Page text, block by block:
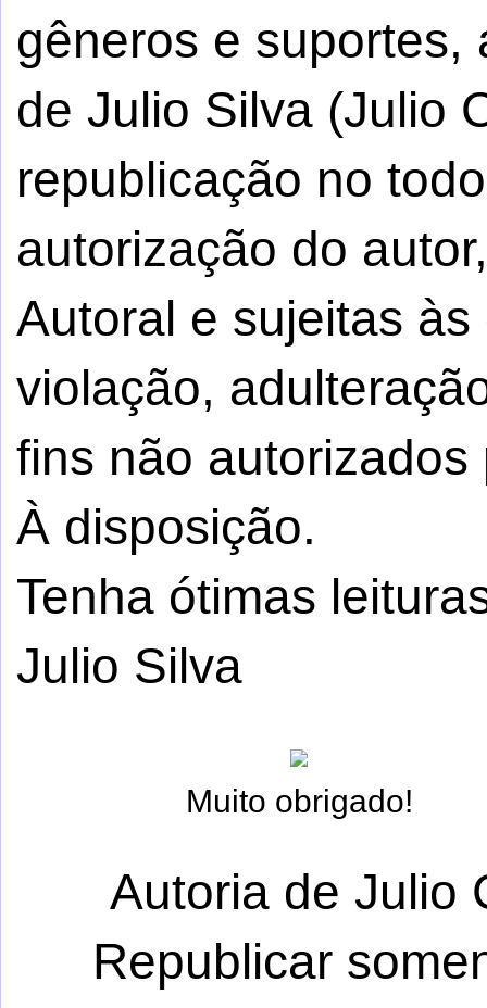
gêneros e suportes,
de Julio Silva (Julio
republicação no
autorização do
Autoral e sujeitas
violação,
fins não autorizados
À disposição.
Tenha ótimas
Julio Silva
Muito obrigado!
Autoria de Julio
Republicar